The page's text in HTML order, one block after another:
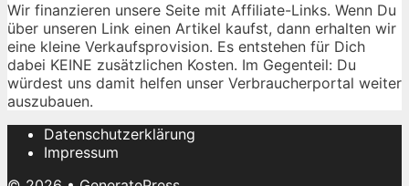
Wir finanzieren unsere Seite mit Affiliate-Links. Wenn Du
über unseren Link einen Artikel kaufst, dann erhalten wir
eine kleine Verkaufsprovision. Es entstehen für Dich
dabei KEINE zusätzlichen Kosten. Im Gegenteil: Du
würdest uns damit helfen unser Verbraucherportal weiter
auszubauen.
Datenschutzerklärung
Impressum